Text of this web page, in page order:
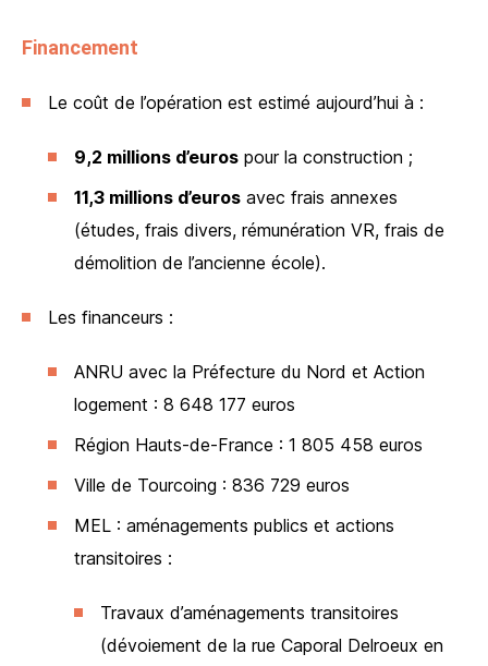
Financement
Le coût de l’opération est estimé aujourd’hui à :
9,2 millions d’euros pour la construction ;
11,3 millions d’euros avec frais annexes
(études, frais divers, rémunération VR, frais de
démolition de l’ancienne école).
Les financeurs :
ANRU avec la Préfecture du Nord et Action
logement : 8 648 177 euros
Région Hauts-de-France : 1 805 458 euros
Ville de Tourcoing : 836 729 euros
MEL : aménagements publics et actions
transitoires :
Travaux d’aménagements transitoires
(dévoiement de la rue Caporal Delroeux en